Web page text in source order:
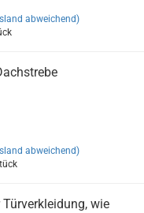
abweichend)
abweichend)
wie